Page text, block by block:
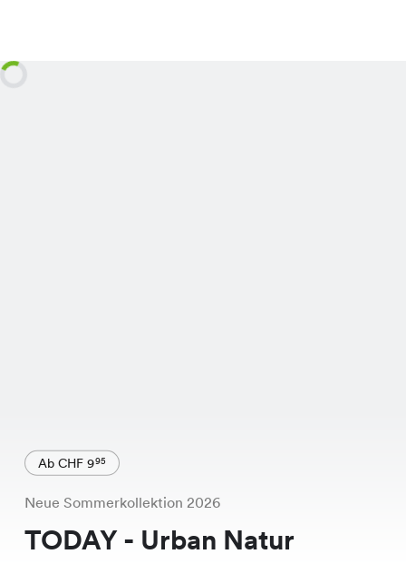
Ab CHF 995
Neue Sommerkollektion 2026
TODAY - Urban Natur